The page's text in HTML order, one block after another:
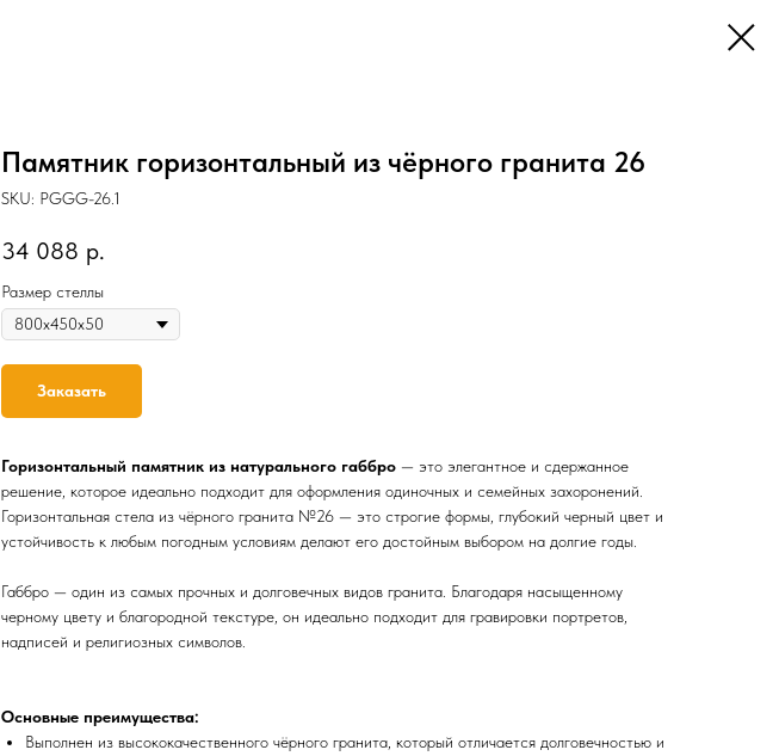
Памятник горизонтальный из чёрного гранита 26
SKU: PGGG-26.1
34 088 р.
Размер стеллы
Заказать
Горизонтальный памятник из натурального габбро — это элегантное и сдержанное
решение, которое идеально подходит для оформления одиночных и семейных захоронений.
Горизонтальная стела из чёрного гранита №26 — это строгие формы, глубокий черный цвет и
устойчивость к любым погодным условиям делают его достойным выбором на долгие годы.
Габбро — один из самых прочных и долговечных видов гранита. Благодаря насыщенному
черному цвету и благородной текстуре, он идеально подходит для гравировки портретов,
надписей и религиозных символов.
Основные преимущества:
Выполнен из высококачественного чёрного гранита, который отличается долговечностью и